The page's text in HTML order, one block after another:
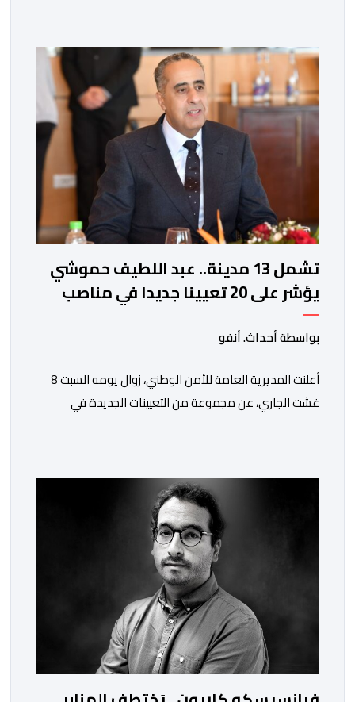
ذاتها، وذلك لتنوير الرأي العام بالحقائق والمعطيات
الدقيقة.واوضحت إدارة المؤسسة السجنية أن المعني بالأمر
يستفيد منذ إيداعه من تتبع طبي منتظم ومستمر وفقا […]
تشمل 13 مدينة.. عبد اللطيف حموشي
يؤشر على 20 تعيينا جديدا في مناصب
المسؤولية بمصالح الأمن الوطني
بواسطة أحداث. أنفو
أعلنت المديرية العامة للأمن الوطني، زوال يومه السبت 8
غشت الجاري، عن مجموعة من التعيينات الجديدة في
والعيون والدار البيضاء وبني ملال وابن جرير وطنجة وأصيلة،
وذلك في إطار دينامية داخلية تهدف لضخ دماء جديدة
والاستعانة بكفاءات أمنية شابة ومتمرسة، […]